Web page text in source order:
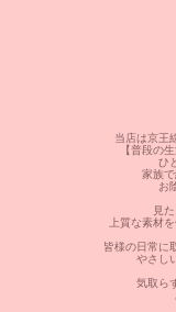
当店は京王
【普段の
ひ
家族
お
見
上質な素材
皆様の日常に
やさし
気取ら